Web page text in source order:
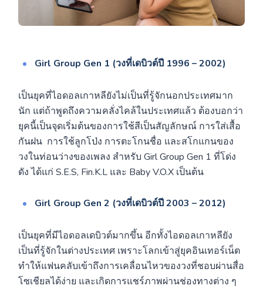
Girl Group Gen 1 (วงที่เดบิวต์ปี 1996 – 2002)
เป็นยุคที่ไอดอลเกาหลียังไม่เป็นที่รู้จักนอกประเทศมาก
นัก แต่ถ้าพูดถึงความคลั่งไคล้ในประเทศแล้ว ต้องบอกว่า
ยุคนี้เป็นจุดเริ่มต้นของการใช้สีเป็นสัญลักษณ์ การใส่เสื้อ
กันฝน การใช้ลูกโป่ง การตะโกนชื่อ และสโกแกนของ
วงในท่อนว่างของเพลง สำหรับ Girl Group Gen 1 ที่โด่ง
ดัง ได้แก่ S.E.S, Fin.K.L และ Baby V.O.X เป็นต้น
Girl Group Gen 2 (วงที่เดบิวต์ปี 2003 – 2012)
เป็นยุคที่มีไอดอลเดบิวต์มากขึ้น อีกทั้งไอดอลเกาหลียัง
เป็นที่รู้จักในต่างประเทศ เพราะโลกเข้าสู่ยุคอินเทอร์เน็ต
ทำให้แฟนคลับเข้าถึงการเคลื่อนไหวของวงที่ชอบผ่านสื่อ
โซเชียลได้ง่าย และเกิดการแชร์ภาพผ่านช่องทางต่าง ๆ